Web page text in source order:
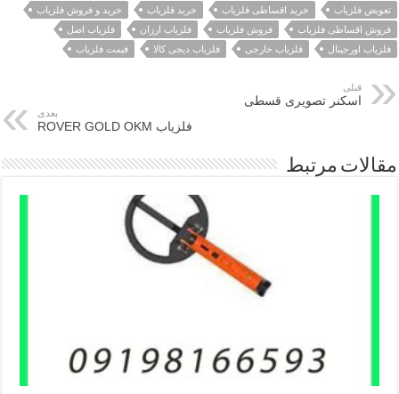
تعویض فلزیاب خرید اقساطی فلزیاب خرید فلزیاب
خرید و فروش فلزیاب
فروش اقساطی فلزیاب
فروش فلزیاب فلزیاب ارزان
فلزیاب اصل
فلزیاب اورجینال
فلزیاب خارجی فلزیاب دیجی کالا قیمت فلزیاب
قبلی
اسکنر تصویری قسطی
بعدی
فلزیاب ROVER GOLD OKM
مقالات مرتبط